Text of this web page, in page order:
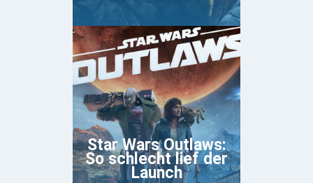
Star Wars Outlaws:
So schlecht lief der
Launch